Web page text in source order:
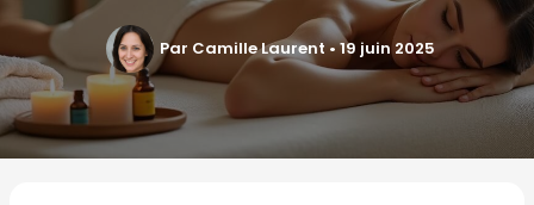
Par Camille Laurent•19 juin 2025